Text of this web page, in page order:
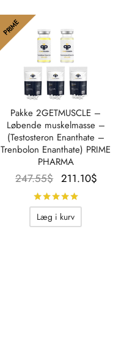
PRIME
Pakke 2GETMUSCLE –
Løbende muskelmasse –
(Testosteron Enanthate –
Trenbolon Enanthate) PRIME
PHARMA
247.55$ Oprindelig
pris var:
247.55$.
211.10$
Læg i kurv